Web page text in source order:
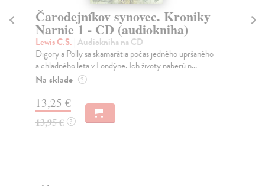
Čarodejníkov synovec. Kroniky
Narnie 1 - CD (audiokniha)
Lewis C.S. | Audiokniha na CD
Digory a Polly sa skamarátia počas jedného upršaného
a chladného leta v Londýne. Ich životy naberú n...
Na sklade ?
13,25 €
13,95 € ?